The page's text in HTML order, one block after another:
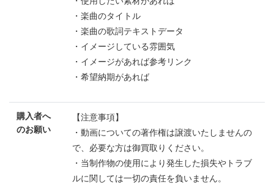
・楽曲のタイトル
・楽曲の歌詞テキストデータ
・イメージしている雰囲気
・イメージがあれば参考リンク
・希望納期があれば
購入者へ
のお願い
【注意事項】
・動画についての著作権は譲渡いたしませんの
で、必要な方は御買取りください。
・当制作物の使用により発生した損失やトラブ
ルに関しては一切の責任を負いません。